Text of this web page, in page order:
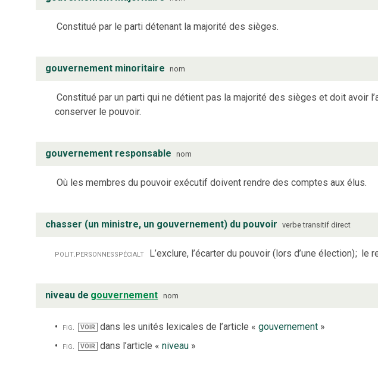
Constitué par le parti détenant la majorité des sièges.
gouvernement minoritaire nom
Constitué par un parti qui ne détient pas la majorité des sièges et doit avoir
conserver le pouvoir.
gouvernement responsable nom
Où les membres du pouvoir exécutif doivent rendre des comptes aux élus.
chasser (un ministre, un gouvernement) du pouvoir verbe transitif direct
polit.personnesspécialt L’exclure, l’écarter du pouvoir (lors d’une élection); le
niveau de gouvernement nom
fig. VOIR dans les unités lexicales de l’article « gouvernement»
fig.
VOIR dans l’article « niveau»